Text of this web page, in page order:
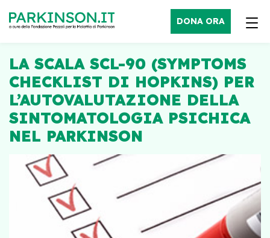
DONA ORA
LA SCALA SCL-90 (SYMPTOMS
CHECKLIST DI HOPKINS) PER
L’AUTOVALUTAZIONE DELLA
SINTOMATOLOGIA PSICHICA
NEL PARKINSON